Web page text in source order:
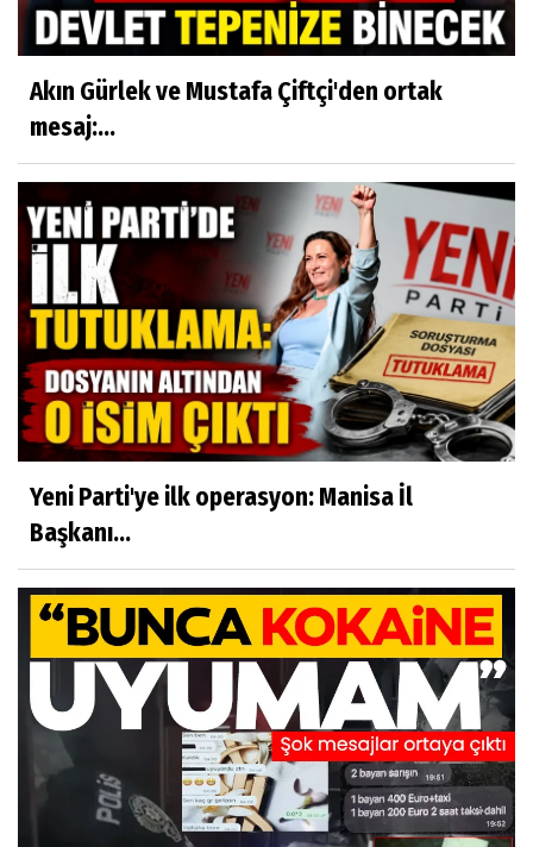
Akın Gürlek ve Mustafa Çiftçi'den ortak
mesaj:...
Yeni Parti'ye ilk operasyon: Manisa İl
Başkanı...